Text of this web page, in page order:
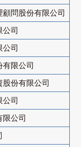
問股份有限公司
司
司
有限公司
份有限公司
司
公司